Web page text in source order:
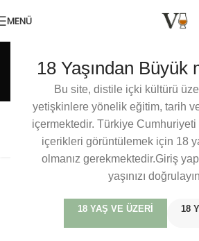
18 Yaşından Büyük
Bu site, distile içki kültürü
yetişkinlere yönelik eğitim, tarih
içermektedir. Türkiye Cumhuriyeti
içerikleri görüntülemek için 18
olmanız gerekmektedir.Giriş
yaşınızı
18 YAŞ VE ÜZERI 18
MENÜ
Etiket
The Ballantine’s